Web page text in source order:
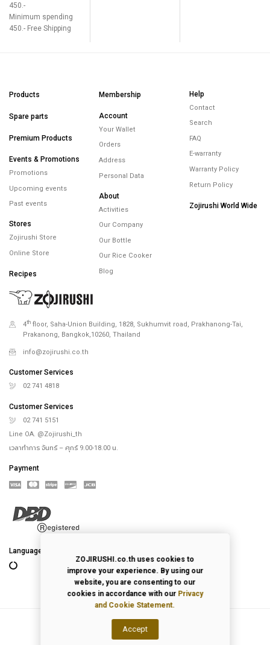
450.-
Minimum spending
450.- Free Shipping
Products
Spare parts
Premium Products
Events & Promotions
Promotions
Upcoming events
Past events
Stores
Zojirushi Store
Online Store
Recipes
Membership
Account
Your Wallet
Orders
Address
Personal Data
About
Activities
Our Company
Our Bottle
Our Rice Cooker
Blog
Help
Contact
Search
FAQ
E-warranty
Warranty Policy
Return Policy
Zojirushi World Wide
4th floor, Saha-Union Building, 1828, Sukhumvit road, Prakhanong-Tai,
Prakanong, Bangkok,10260, Thailand
info@zojirushi.co.th
Customer Services
02 741 4818
Customer Services
02 741 5151
Line OA. @Zojirushi_th
เวลาทำการ จันทร์ – ศุกร์ 9.00-18.00 น.
Payment
Language
© All Rights Reserved.
ZOJIRUSHI.co.th uses cookies to
improve your experience. By using our
website, you are consenting to our
cookies in accordance with our Privacy
and Cookie Statement.
Accept